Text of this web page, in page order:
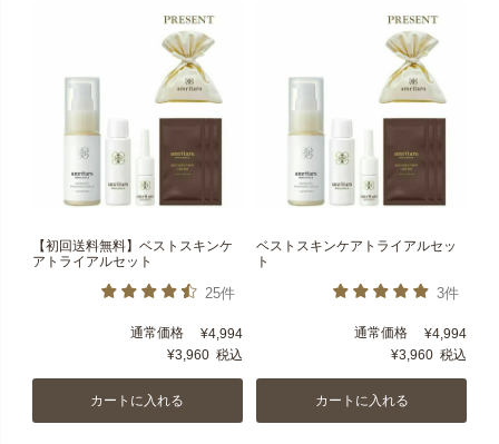
【初回送料無料】ベストスキンケ
アトライアルセット
25件
通常価格 ¥4,994
¥3,960 税込
カートに入れる
ベストスキンケアトライアルセッ
ト
3件
通常価格 ¥4,994
¥3,960 税込
カートに入れる